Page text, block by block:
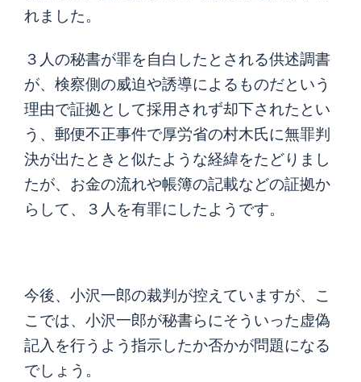
れました。
３人の秘書が罪を自白したとされる供述調書
が、検察側の威迫や誘導によるものだという
理由で証拠として採用されず却下されたとい
う、郵便不正事件で厚労省の村木氏に無罪判
決が出たときと似たような経緯をたどりまし
たが、お金の流れや帳簿の記載などの証拠か
らして、３人を有罪にしたようです。
今後、小沢一郎の裁判が控えていますが、こ
こでは、小沢一郎が秘書らにそういった虚偽
記入を行うよう指示したか否かが問題になる
でしょう。